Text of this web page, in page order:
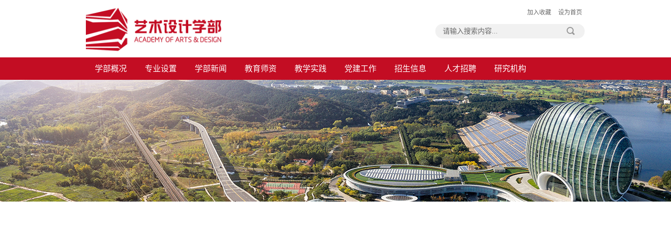
加入收藏 设为首页
学部概况 专业设置 学部新闻 教育师资 教学实践 党建工作 招生信息 人才招聘 研究机构